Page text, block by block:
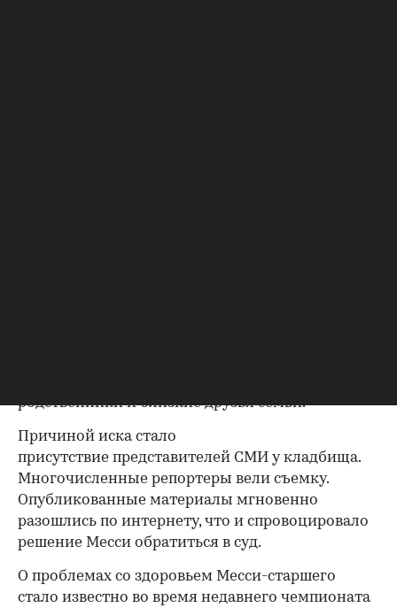
00:00
родственники и близкие друзья семьи.
Причиной иска стало
присутствие представителей СМИ у кладбища.
Многочисленные репортеры вели съемку.
Опубликованные материалы мгновенно
разошлись по интернету, что и спровоцировало
решение Месси обратиться в суд.
О проблемах со здоровьем Месси-старшего
стало известно во время недавнего чемпионата